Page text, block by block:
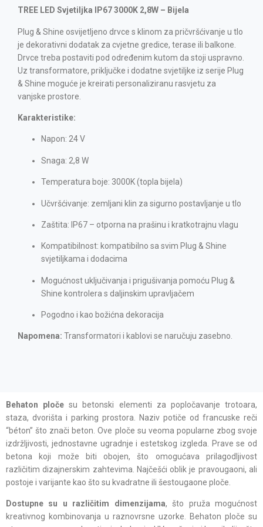
TREE LED Svjetiljka IP67 3000K 2,8W – Bijela
Plug & Shine osvijetljeno drvce s klinom za pričvršćivanje u tlo
je dekorativni dodatak za cvjetne gredice, terase ili balkone.
Drvce treba postaviti pod određenim kutom da stoji uspravno.
Uz transformatore, priključke i dodatne svjetiljke iz serije Plug
& Shine moguće je kreirati personaliziranu rasvjetu za
vanjske prostore.
Karakteristike:
Napon: 24 V
Snaga: 2,8 W
Temperatura boje: 3000K (topla bijela)
Učvršćivanje: zemljani klin za sigurno postavljanje u tlo
Zaštita: IP67 – otporna na prašinu i kratkotrajnu vlagu
Kompatibilnost: kompatibilno sa svim Plug & Shine
svjetiljkama i dodacima
Mogućnost uključivanja i prigušivanja pomoću Plug &
Shine kontrolera s daljinskim upravljačem
Pogodno i kao božićna dekoracija
Napomena: Transformatori i kablovi se naručuju zasebno.
Behaton ploče su betonski elementi za popločavanje trotoara,
staza, dvorišta i parking prostora. Naziv potiče od francuske reči
“béton” što znači beton. Ove ploče su veoma popularne zbog svoje
izdržljivosti, jednostavne ugradnje i estetskog izgleda. Prave se od
betona koji može biti obojen, što omogućava prilagodljivost
različitim dizajnerskim zahtevima. Najčešći oblik je pravougaoni, ali
postoje i varijante kao što su kvadratne ili šestougaone ploče.
Dostupne su u različitim dimenzijama, što pruža mogućnost
kreativnog kombinovanja u raznovrsne uzorke. Behaton ploče su